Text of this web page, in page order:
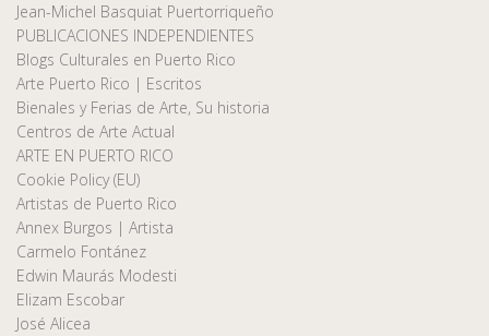
Jean-Michel Basquiat Puertorriqueño
PUBLICACIONES INDEPENDIENTES
Blogs Culturales en Puerto Rico
Arte Puerto Rico | Escritos
Bienales y Ferias de Arte, Su historia
Centros de Arte Actual
ARTE EN PUERTO RICO
Cookie Policy (EU)
Artistas de Puerto Rico
Annex Burgos | Artista
Carmelo Fontánez
Edwin Maurás Modesti
Elizam Escobar
José Alicea